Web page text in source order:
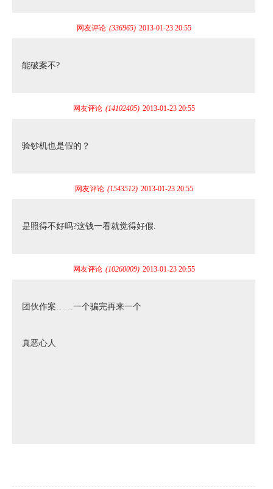
网友评论 (336965) 2013-01-23 20:55
能破案不?
网友评论 (14102405) 2013-01-23 20:55
验钞机也是假的？
网友评论 (1543512) 2013-01-23 20:55
是照得不好吗?这钱一看就觉得好假.
网友评论 (10260009) 2013-01-23 20:55
团伙作案……一个骗完再来一个
真恶心人